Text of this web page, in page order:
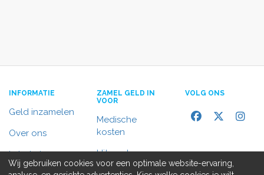
INFORMATIE
Geld inzamelen
Over ons
In het nieuws
ZAMEL GELD IN
VOOR
Medische
kosten
Uitvaart
VOLG ONS
Wij gebruiken cookies voor een optimale website-ervaring,